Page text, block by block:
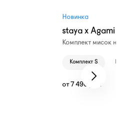
Новинка
staya x Agami
Комплект мисок
Комплект S
от 7 490 руб.